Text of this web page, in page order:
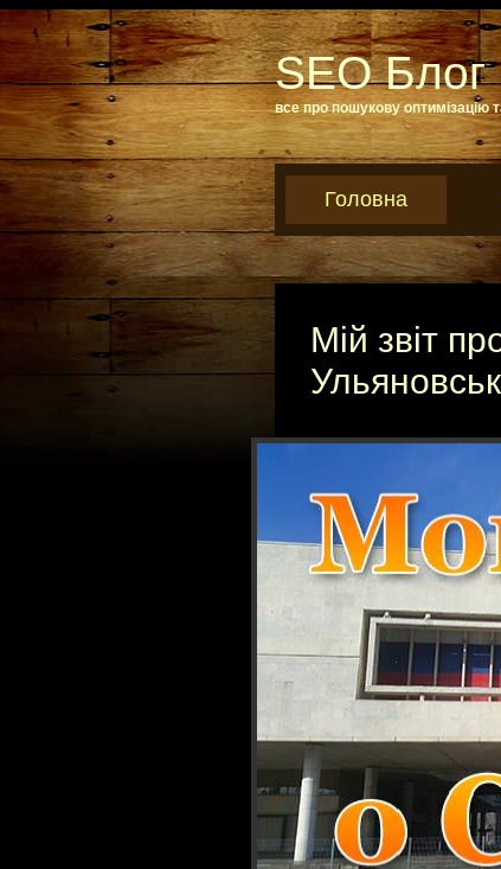
SEO Блог
все про пошукову оптимізацію
Головна
Мій звіт